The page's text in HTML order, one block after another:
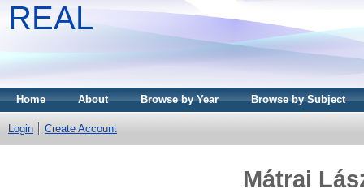
REAL
Home About Browse by Year Browse by Subject
Login Create Account
Mátrai